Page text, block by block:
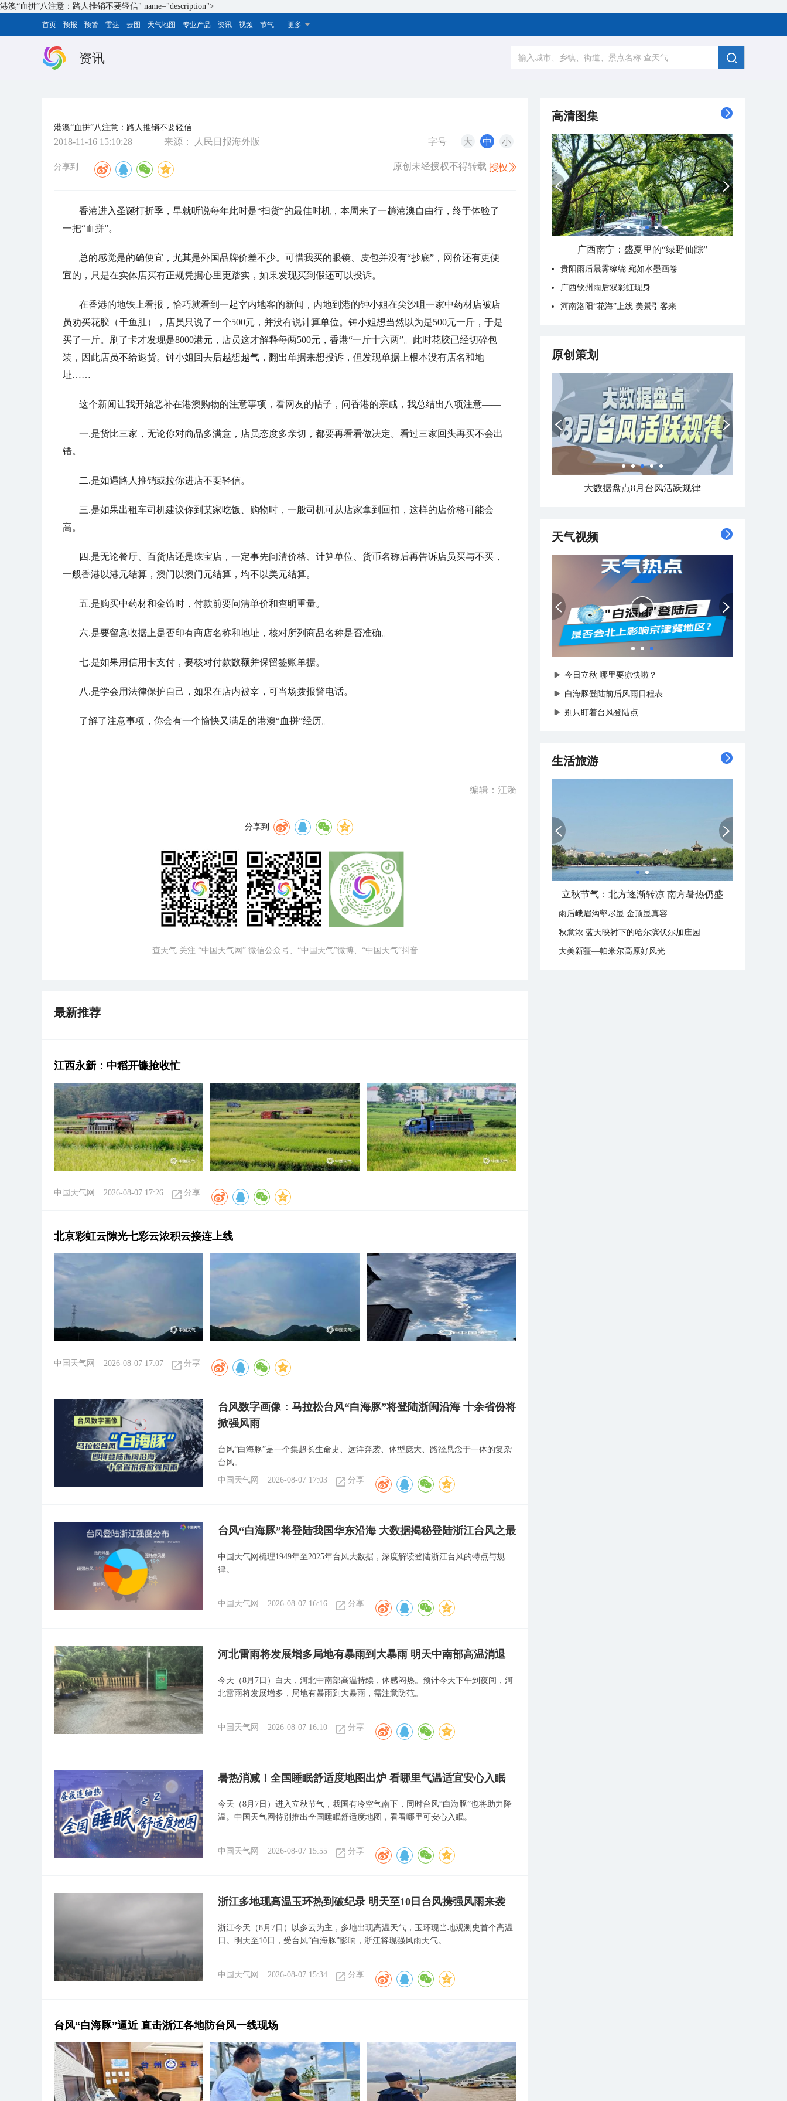
港澳“血拼”八注意：路人推销不要轻信" name="description">
首页 预报 预警 雷达 云图 天气地图 专业产品 资讯 视频 节气 更多
资讯
港澳“血拼”八注意：路人推销不要轻信
2018-11-16 15:10:28 来源： 人民日报海外版 字号 大 中 小
分享到 原创未经授权不得转载
香港进入圣诞打折季，早就听说每年此时是“扫货”的最佳时机，本周来了一趟港澳自由行，终于体验了
一把“血拼”。
总的感觉是的确便宜，尤其是外国品牌价差不少。可惜我买的眼镜、皮包并没有“抄底”，网价还有更便
宜的，只是在实体店买有正规凭据心里更踏实，如果发现买到假还可以投诉。
在香港的地铁上看报，恰巧就看到一起宰内地客的新闻，内地到港的钟小姐在尖沙咀一家中药材店被店
员劝买花胶（干鱼肚），店员只说了一个500元，并没有说计算单位。钟小姐想当然以为是500元一斤，于是
买了一斤。刷了卡才发现是8000港元，店员这才解释每两500元，香港“一斤十六两”。此时花胶已经切碎包
装，因此店员不给退货。钟小姐回去后越想越气，翻出单据来想投诉，但发现单据上根本没有店名和地
址……
这个新闻让我开始恶补在港澳购物的注意事项，看网友的帖子，问香港的亲戚，我总结出八项注意——
一.是货比三家，无论你对商品多满意，店员态度多亲切，都要再看看做决定。看过三家回头再买不会出
错。
二.是如遇路人推销或拉你进店不要轻信。
三.是如果出租车司机建议你到某家吃饭、购物时，一般司机可从店家拿到回扣，这样的店价格可能会
高。
四.是无论餐厅、百货店还是珠宝店，一定事先问清价格、计算单位、货币名称后再告诉店员买与不买，
一般香港以港元结算，澳门以澳门元结算，均不以美元结算。
五.是购买中药材和金饰时，付款前要问清单价和查明重量。
六.是要留意收据上是否印有商店名称和地址，核对所列商品名称是否准确。
七.是如果用信用卡支付，要核对付款数额并保留签账单据。
八.是学会用法律保护自己，如果在店内被宰，可当场拨报警电话。
了解了注意事项，你会有一个愉快又满足的港澳“血拼”经历。
编辑：江漪
分享到
查天气 关注 “中国天气网” 微信公众号、“中国天气”微博、“中国天气”抖音
最新推荐
江西永新：中稻开镰抢收忙
中国天气网 2026-08-07 17:26 分享
北京彩虹云隙光七彩云浓积云接连上线
中国天气网 2026-08-07 17:07 分享
台风数字画像：马拉松台风“白海豚”将登陆浙闽沿海 十余省份将
掀强风雨
台风“白海豚”是一个集超长生命史、远洋奔袭、体型庞大、路径悬念于一体的复杂
台风。
中国天气网
2026-08-07 17:03 分享
台风“白海豚”将登陆我国华东沿海 大数据揭秘登陆浙江台风之最
中国天气网梳理1949年至2025年台风大数据，深度解读登陆浙江台风的特点与规
律。
中国天气网 2026-08-07 16:16 分享
河北雷雨将发展增多局地有暴雨到大暴雨 明天中南部高温消退
今天（8月7日）白天，河北中南部高温持续，体感闷热。预计今天下午到夜间，河
北雷雨将发展增多，局地有暴雨到大暴雨，需注意防范。
中国天气网 2026-08-07 16:10 分享
暑热消减！全国睡眠舒适度地图出炉 看哪里气温适宜安心入眠
今天（8月7日）进入立秋节气，我国有冷空气南下，同时台风“白海豚”也将助力降
温。中国天气网特别推出全国睡眠舒适度地图，看看哪里可安心入眠。
中国天气网 2026-08-07 15:55 分享
浙江多地现高温玉环热到破纪录 明天至10日台风携强风雨来袭
浙江今天（8月7日）以多云为主，多地出现高温天气，玉环现当地观测史首个高温
日。明天至10日，受台风“白海豚”影响，浙江将现强风雨天气。
中国天气网 2026-08-07 15:34 分享
台风“白海豚”逼近 直击浙江各地防台风一线现场
高清图集
广西南宁：盛夏里的“绿野仙踪”
贵阳雨后晨雾缭绕 宛如水墨画卷
广西钦州雨后双彩虹现身
河南洛阳“花海”上线 美景引客来
原创策划
大数据盘点8月台风活跃规律
天气视频
今日立秋 哪里要凉快啦？
白海豚登陆前后风雨日程表
别只盯着台风登陆点
生活旅游
立秋节气：北方逐渐转凉 南方暑热仍盛
雨后峨眉沟壑尽显 金顶显真容
秋意浓 蓝天映衬下的哈尔滨伏尔加庄园
大美新疆—帕米尔高原好风光